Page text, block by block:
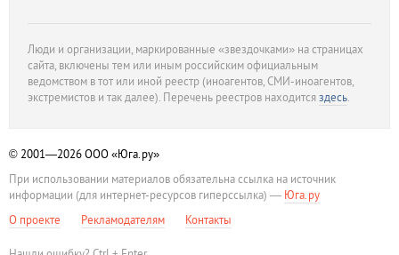
Люди и организации, маркированные «звездочками» на страницах
сайта, включены тем или иным российским официальным
ведомством в тот или иной реестр (иноагентов, СМИ-иноагентов,
экстремистов и так далее). Перечень реестров находитсяздесь.
© 2001—2026ООО «Юга.ру»
При использовании материалов обязательна ссылка на источник
информации (для интернет-ресурсов гиперссылка) — Юга.ру
О проекте
Рекламодателям Контакты